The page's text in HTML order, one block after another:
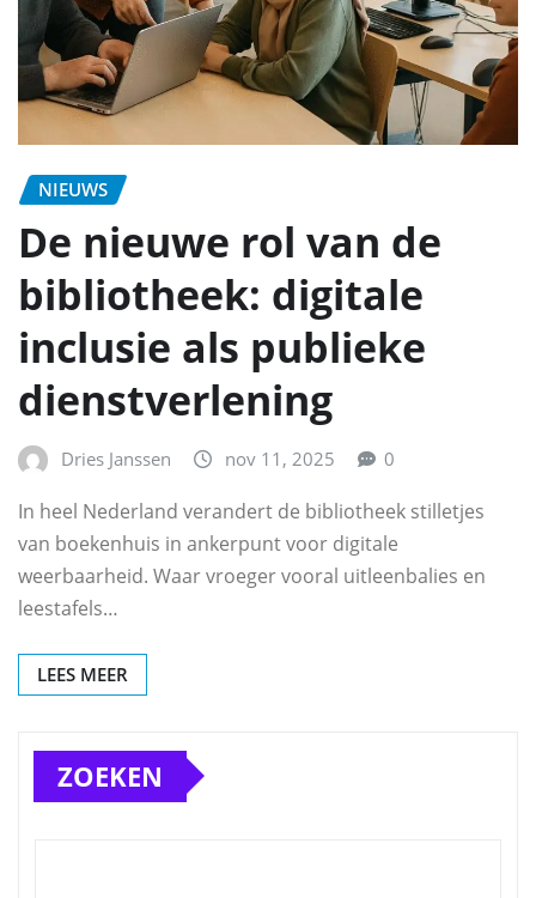
NIEUWS
De nieuwe rol van de
bibliotheek: digitale
inclusie als publieke
dienstverlening
Dries Janssen nov 11, 2025 0
In heel Nederland verandert de bibliotheek stilletjes
van boekenhuis in ankerpunt voor digitale
weerbaarheid. Waar vroeger vooral uitleenbalies en
leestafels…
LEES MEER
ZOEKEN